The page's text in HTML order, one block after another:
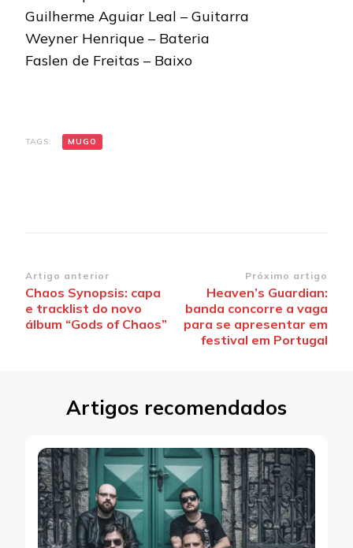
Guilherme Aguiar Leal – Guitarra
Weyner Henrique – Bateria
Faslen de Freitas – Baixo
TAGS: MUGO
Navegação
de
post
Artigo anterior
Chaos Synopsis: capa
e tracklist do novo
álbum “Gods of Chaos”
Próximo artigo
Heaven’s Guardian:
banda concorre a vaga
para se apresentar em
festival em Portugal
Artigos recomendados